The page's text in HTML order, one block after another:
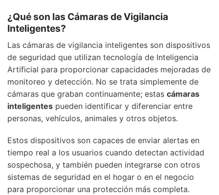
¿Qué son las Cámaras de Vigilancia
Inteligentes?
Las cámaras de vigilancia inteligentes son dispositivos
de seguridad que utilizan tecnología de Inteligencia
Artificial para proporcionar capacidades mejoradas de
monitoreo y detección. No se trata simplemente de
cámaras que graban continuamente; estas cámaras
inteligentes pueden identificar y diferenciar entre
personas, vehículos, animales y otros objetos.
Estos dispositivos son capaces de enviar alertas en
tiempo real a los usuarios cuando detectan actividad
sospechosa, y también pueden integrarse con otros
sistemas de seguridad en el hogar o en el negocio
para proporcionar una protección más completa.